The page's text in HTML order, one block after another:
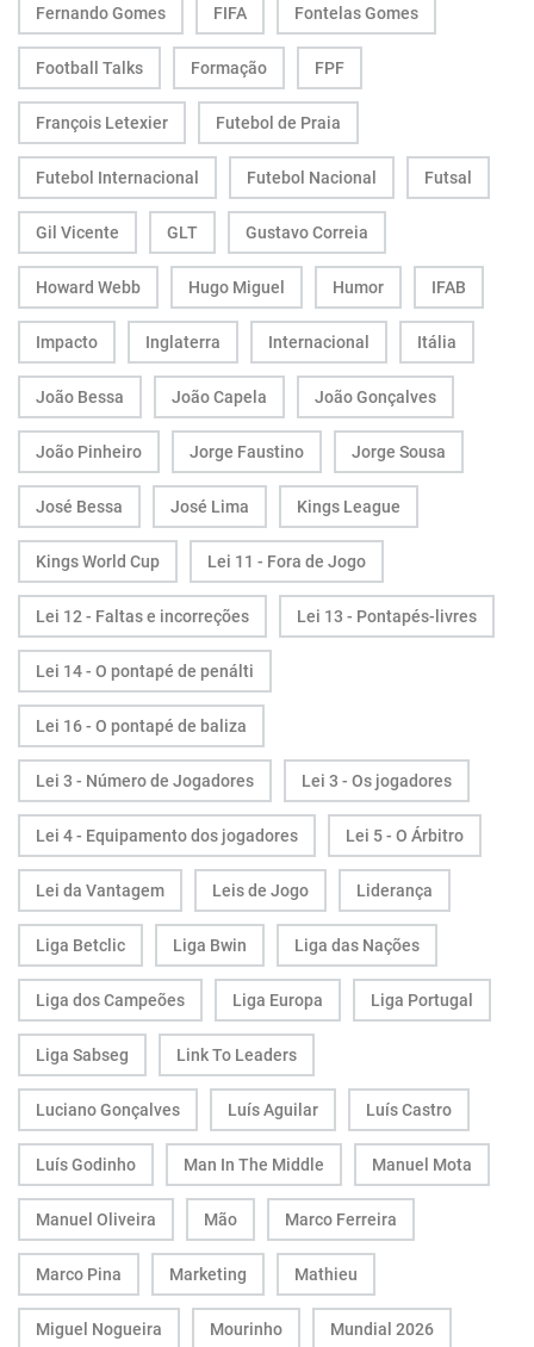
Fernando Gomes FIFA Fontelas Gomes
Football Talks Formação FPF
François Letexier Futebol de Praia
Futebol Internacional Futebol Nacional Futsal
Gil Vicente GLT Gustavo Correia
Howard Webb Hugo Miguel Humor IFAB
Impacto Inglaterra Internacional Itália
João Bessa João Capela João Gonçalves
João Pinheiro Jorge Faustino Jorge Sousa
José Bessa José Lima Kings League
Kings World Cup Lei 11 - Fora de Jogo
Lei 12 - Faltas e incorreções Lei 13 - Pontapés-livres
Lei 14 - O pontapé de penálti
Lei 16 - O pontapé de baliza
Lei 3 - Número de Jogadores Lei 3 - Os jogadores
Lei 4 - Equipamento dos jogadores Lei 5 - O Árbitro
Lei da Vantagem Leis de Jogo Liderança
Liga Betclic Liga Bwin Liga das Nações
Liga dos Campeões Liga Europa Liga Portugal
Liga Sabseg Link To Leaders
Luciano Gonçalves Luís Aguilar Luís Castro
Luís Godinho Man In The Middle Manuel Mota
Manuel Oliveira Mão Marco Ferreira
Marco Pina Marketing Mathieu
Miguel Nogueira Mourinho Mundial 2026